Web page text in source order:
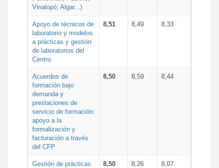
Vinalopó, Algar...)
Apoyo de técnicos de
laboratorio y modelos
a prácticas y gestión
de laboratorios del
Centro
8,51 8,49 8,33
Acuerdos de
formación bajo
demanda y
prestaciones de
servicio de formación:
apoyo a la
formalización y
facturación a través
del CFP
8,50 8,59 8,44
Gestión de prácticas
8,50 8,26 8,07